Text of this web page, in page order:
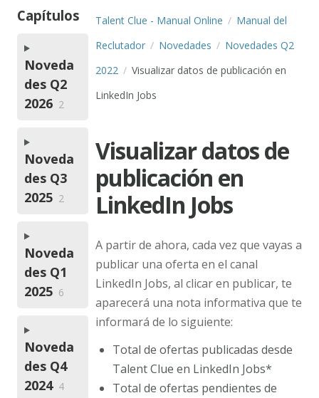
Talent Clue - Manual Online
Manual del
Reclutador
Novedades
Novedades Q2
2022
Visualizar datos de publicación en
LinkedIn Jobs
Visualizar datos de
publicación en
LinkedIn Jobs
A partir de ahora, cada vez que vayas a
publicar una oferta en el canal
LinkedIn Jobs, al clicar en publicar, te
aparecerá una nota informativa que te
informará de lo siguiente:
Total de ofertas publicadas desde
Talent Clue en LinkedIn Jobs*
Total de ofertas pendientes de
Capítulos
Noveda
des Q2
2026 2
Noveda
des Q3
2025 2
Noveda
des Q1
2025 6
Noveda
des Q4
2024 4